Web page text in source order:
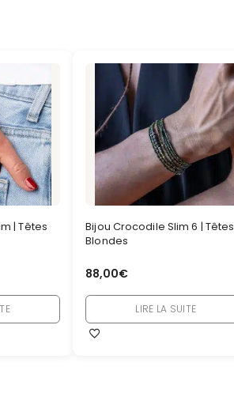
| Têtes
Bijou Crocodile Slim 6 | Têtes
Blondes
88,00€
LIRE LA SUITE